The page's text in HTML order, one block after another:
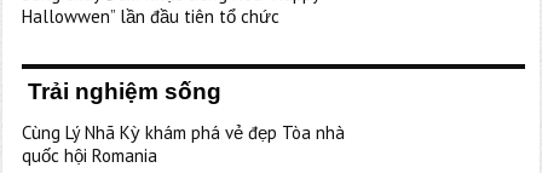
Hallowwen” lần đầu tiên tổ chức
Trải nghiệm sống
Cùng Lý Nhã Kỳ khám phá vẻ đẹp Tòa nhà
quốc hội Romania